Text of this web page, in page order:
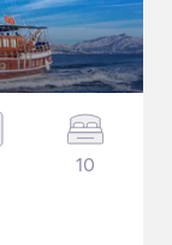
10